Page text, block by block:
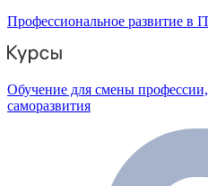
Профессиональное развитие в
Обучение для смены профессии,
саморазвития